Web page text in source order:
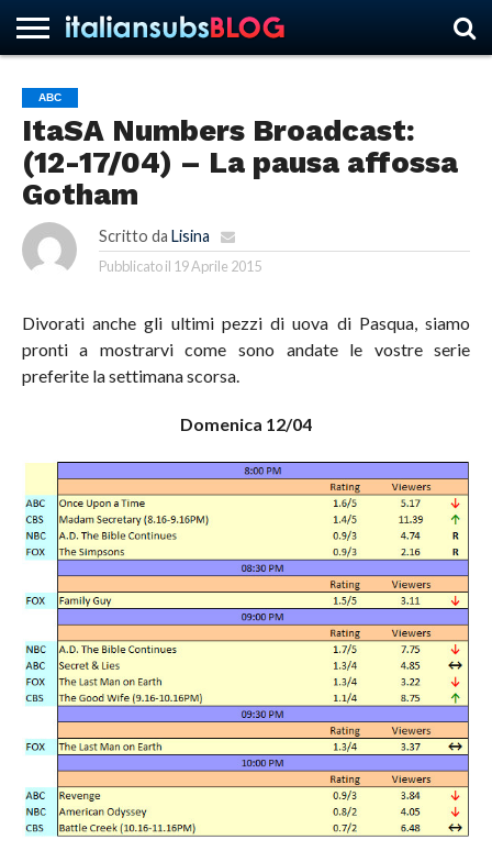
HOME
NEWS
ASCOLTI
RECENSIONI
INTERVISTE
CURIOSITÀ
CHI
SIAMO
CONTATTACI
FORUM
ITALIANSUBS
ABC
ItaSA Numbers Broadcast:
(12-17/04) – La pausa affossa
Gotham
Scritto da Lisina
Pubblicato il 19 Aprile 2015
Divorati anche gli ultimi pezzi di uova di Pasqua, siamo
pronti a mostrarvi come sono andate le vostre serie
preferite la settimana scorsa.
Domenica 12/04